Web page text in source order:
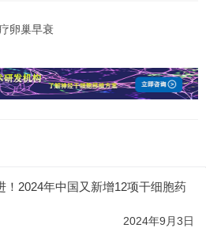
卵巢早衰
！2024年中国又新增12项干细胞药
2024年9月3日